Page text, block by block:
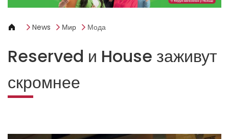
News Мир Мода
Reserved и House заживут
скромнее